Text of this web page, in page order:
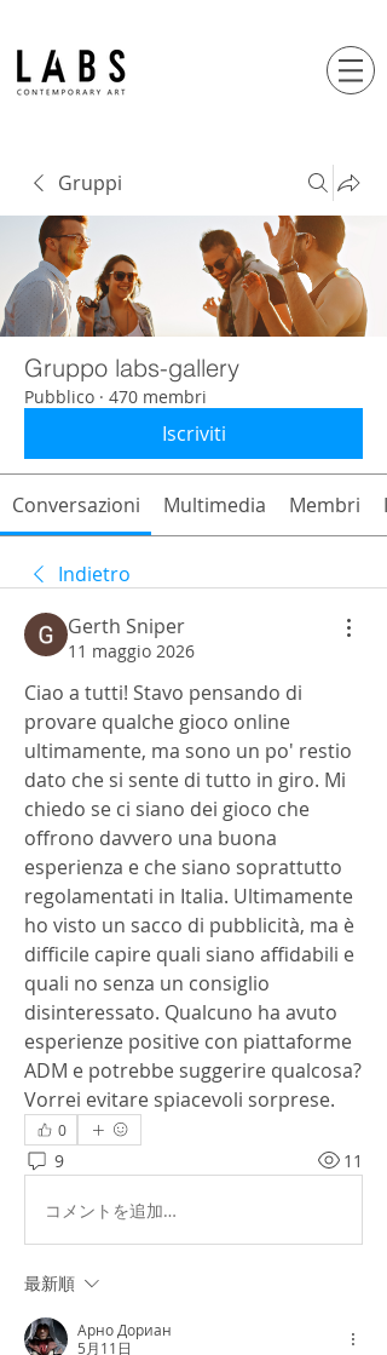
Gruppi
Gruppo labs-gallery
Pubblico · 470 membri
Iscriviti
Conversazioni Multimedia Membri
Indietro
Gerth Sniper
11 maggio 2026
Ciao a tutti! Stavo pensando di
provare qualche gioco online
ultimamente, ma sono un po' restio
dato che si sente di tutto in giro. Mi
chiedo se ci siano dei gioco che
offrono davvero una buona
esperienza e che siano soprattutto
regolamentati in Italia. Ultimamente
ho visto un sacco di pubblicità, ma è
difficile capire quali siano affidabili e
quali no senza un consiglio
disinteressato. Qualcuno ha avuto
esperienze positive con piattaforme
ADM e potrebbe suggerire qualcosa?
Vorrei evitare spiacevoli sorprese.
0
9 11
コメントを追加…
最新順
Арно Дориан
5月11日